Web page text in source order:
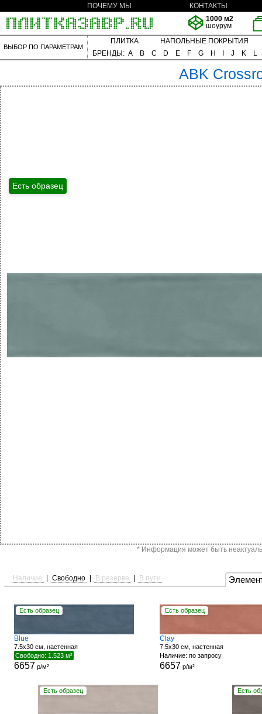
ПОЧЕМУ МЫ
КОНТАКТЫ
1000 м2
шоурум
ВЫБОР ПО ПАРАМЕТРАМ
ПЛИТКА
НАПОЛЬНЫЕ ПОКРЫТИЯ
БРЕНДЫ: A B C D E F G H J K L
ABK
Есть образец
* Информация может быть
Наличие Свободно В резерве В пути
Есть образец
Blue
7.5x30 см, настенная
Свободно: 1.523 м²
6657 р/м²
Есть образец
Clay
7.5x30 см, настенная
Наличие: по запросу
6657 р/м²
Есть образец Есть